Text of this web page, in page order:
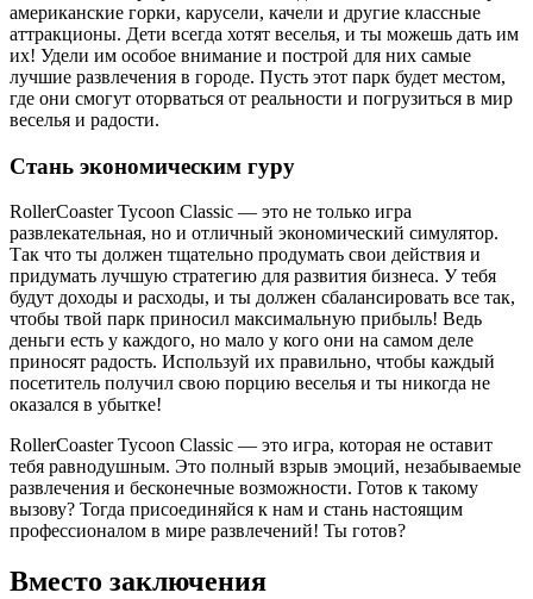
американские горки, карусели, качели и другие классные
аттракционы. Дети всегда хотят веселья, и ты можешь дать им
их! Удели им особое внимание и построй для них самые
лучшие развлечения в городе. Пусть этот парк будет местом,
где они смогут оторваться от реальности и погрузиться в мир
веселья и радости.
Стань экономическим гуру
RollerCoaster Tycoon Classic — это не только игра
развлекательная, но и отличный экономический симулятор.
Так что ты должен тщательно продумать свои действия и
придумать лучшую стратегию для развития бизнеса. У тебя
будут доходы и расходы, и ты должен сбалансировать все так,
чтобы твой парк приносил максимальную прибыль! Ведь
деньги есть у каждого, но мало у кого они на самом деле
приносят радость. Используй их правильно, чтобы каждый
посетитель получил свою порцию веселья и ты никогда не
оказался в убытке!
RollerCoaster Tycoon Classic — это игра, которая не оставит
тебя равнодушным. Это полный взрыв эмоций, незабываемые
развлечения и бесконечные возможности. Готов к такому
вызову? Тогда присоединяйся к нам и стань настоящим
профессионалом в мире развлечений! Ты готов?
Вместо заключения